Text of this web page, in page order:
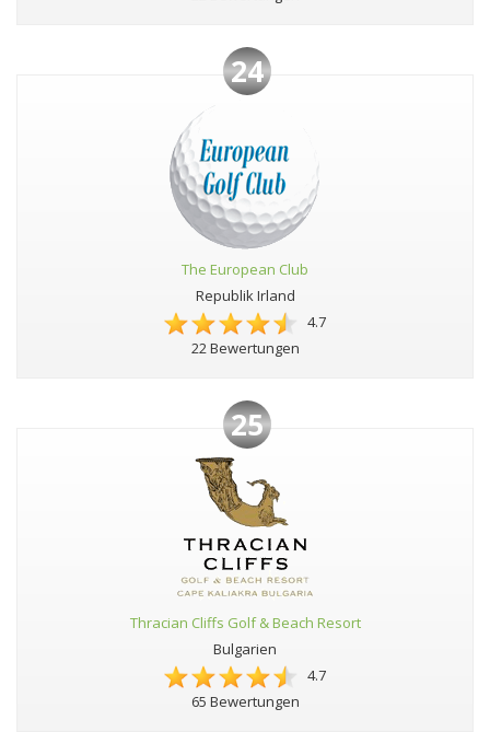
24
The European Club
Republik Irland
4.7
22 Bewertungen
25
Thracian Cliffs Golf & Beach Resort
Bulgarien
4.7
65 Bewertungen